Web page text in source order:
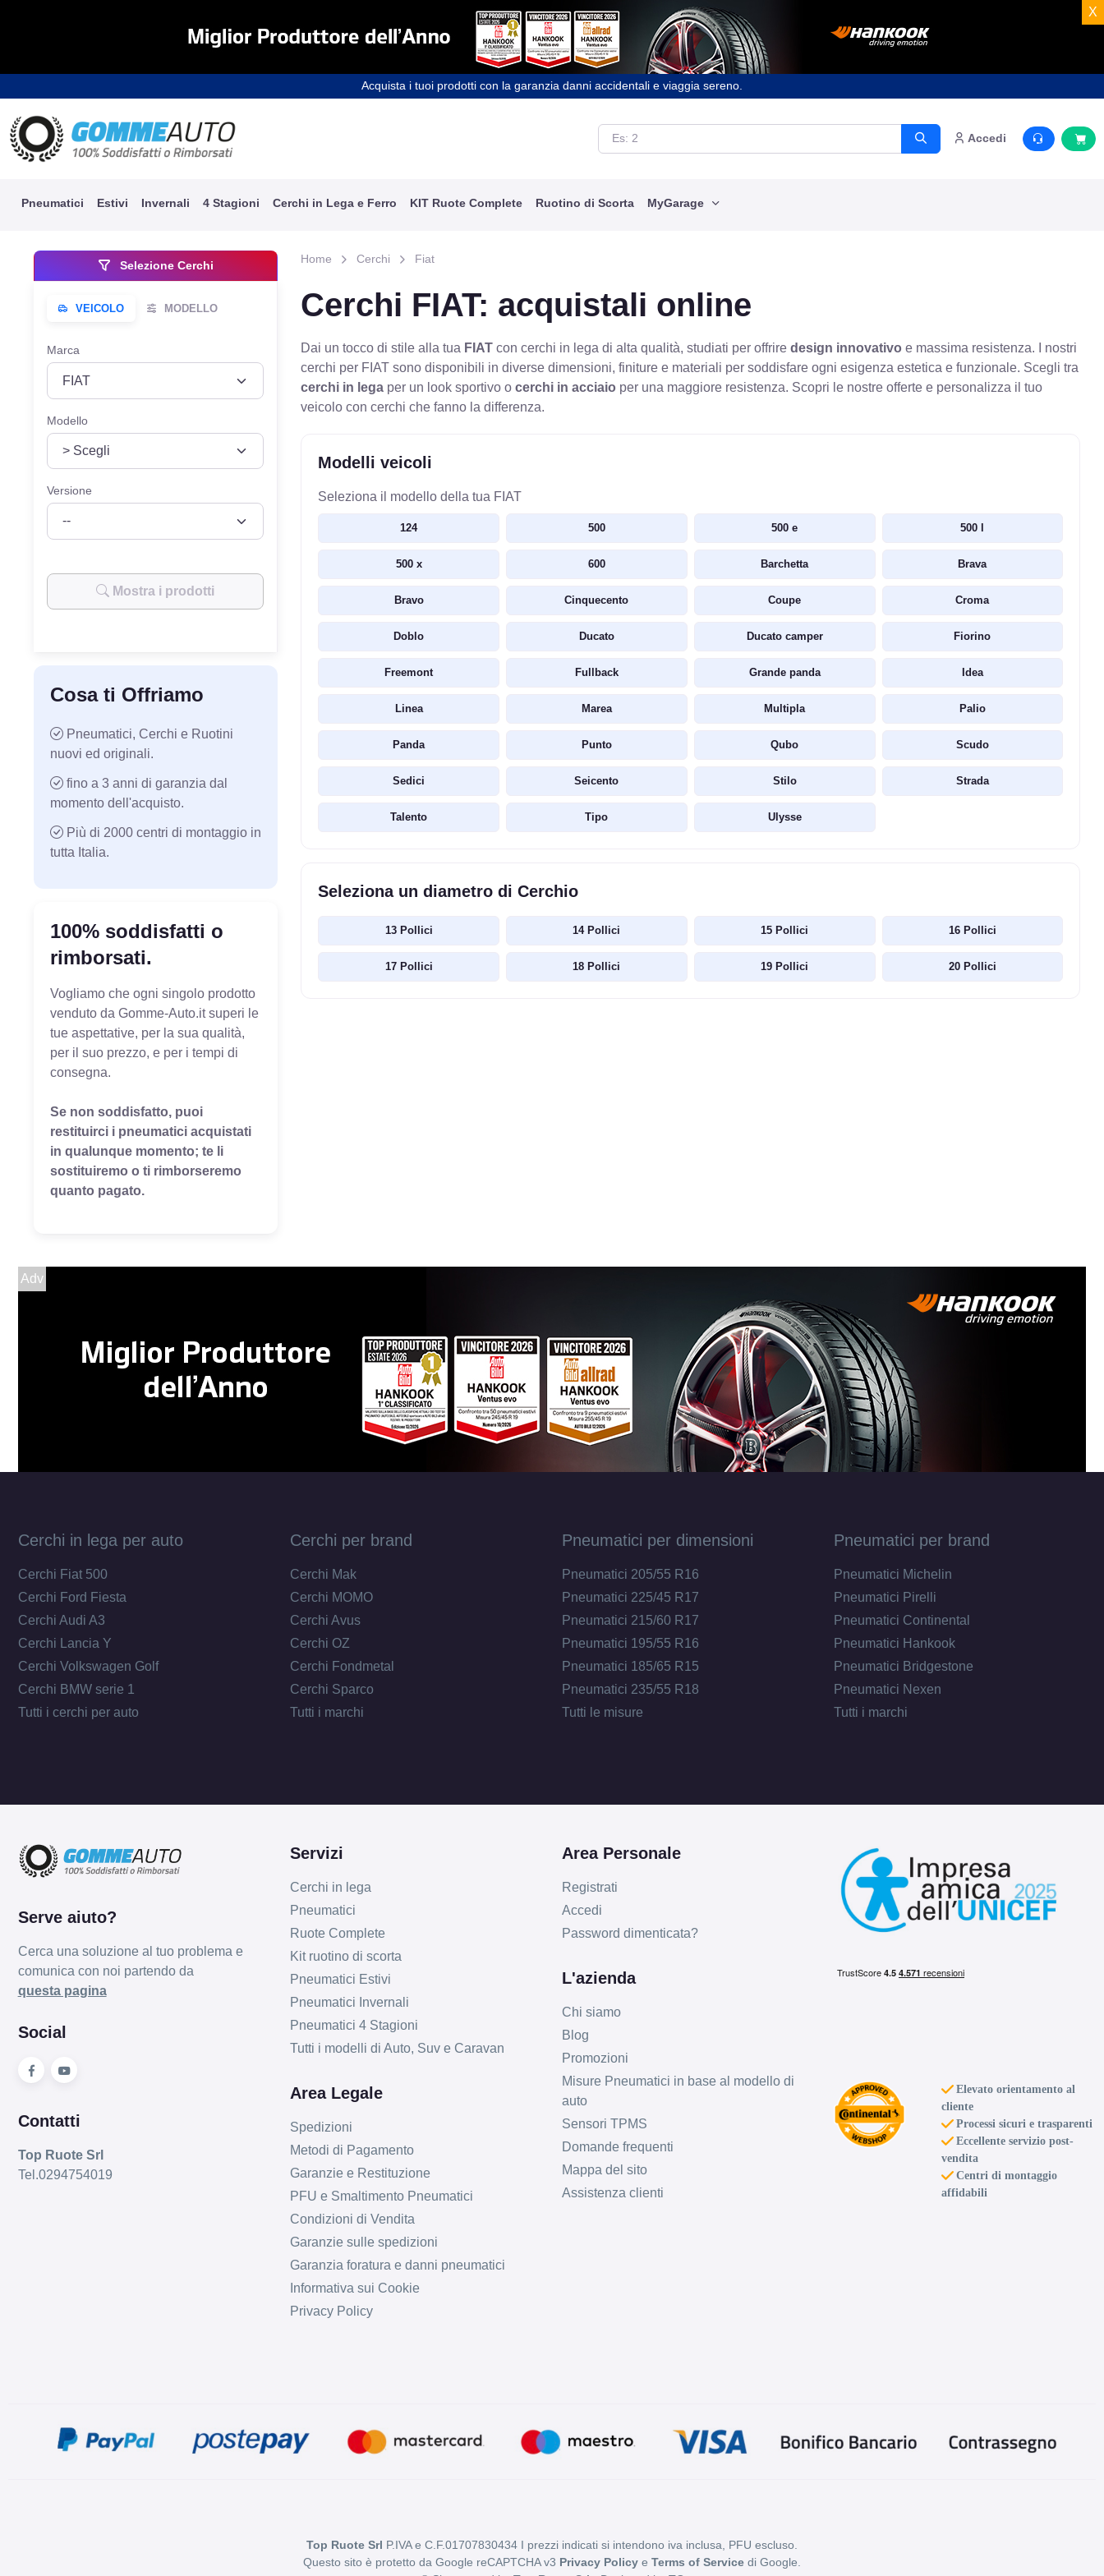
X
Acquista i tuoi prodotti con la garanzia danni accidentali e viaggia sereno.
Accedi
Pneumatici Estivi Invernali 4 Stagioni Cerchi in Lega e Ferro KIT Ruote Complete Ruotino di Scorta MyGarage
Selezione Cerchi
MODELLO
Marca
Modello
Versione
Mostra i prodotti
Cosa ti Offriamo
Pneumatici, Cerchi e Ruotini
nuovi ed originali.
fino a 3 anni di garanzia dal
momento dell'acquisto.
Più di 2000 centri di montaggio in
tutta Italia.
100% soddisfatti o
rimborsati.
Vogliamo che ogni singolo prodotto
venduto da Gomme-Auto.it superi le
tue aspettative, per la sua qualità,
per il suo prezzo, e per i tempi di
consegna.
Se non soddisfatto, puoi
restituirci i pneumatici acquistati
in qualunque momento; te li
sostituiremo o ti rimborseremo
quanto pagato.
Home Cerchi Fiat
Cerchi FIAT: acquistali online
Dai un tocco di stile alla tua FIAT con cerchi in lega di alta qualità, studiati per offriredesign innovativo e massima resistenza. I nostri
cerchi per FIAT sono disponibili in diverse dimensioni, finiture e materiali per soddisfare ogni esigenza estetica e funzionale. Scegli tra
cerchi in lega per un look sportivo ocerchi in acciaio per una maggiore resistenza. Scopri le nostre offerte e personalizza il tuo
veicolo con cerchi che fanno la differenza.
Modelli veicoli
Seleziona il modello della tua FIAT
124 500 500 e 500 l
500 x 600 Barchetta Brava
Bravo Cinquecento Coupe Croma
Doblo Ducato Ducato camper Fiorino
Freemont Fullback Grande panda Idea
Linea Marea Multipla Palio
Panda Punto Qubo Scudo
Sedici Seicento Stilo Strada
Talento Tipo Ulysse
Seleziona un diametro di Cerchio
13 Pollici 14 Pollici 15 Pollici 16 Pollici
17 Pollici 18 Pollici 19 Pollici 20 Pollici
Adv
Cerchi in lega per auto
Cerchi Fiat 500
Cerchi Ford Fiesta
Cerchi Audi A3
Cerchi Lancia Y
Cerchi Volkswagen Golf
Cerchi BMW serie 1
Tutti i cerchi per auto
Cerchi per brand
Cerchi Mak
Cerchi MOMO
Cerchi Avus
Cerchi OZ
Cerchi Fondmetal
Cerchi Sparco
Tutti i marchi
Pneumatici per dimensioni
Pneumatici 205/55 R16
Pneumatici 225/45 R17
Pneumatici 215/60 R17
Pneumatici 195/55 R16
Pneumatici 185/65 R15
Pneumatici 235/55 R18
Tutti le misure
Pneumatici per brand
Pneumatici Michelin
Pneumatici Pirelli
Pneumatici Continental
Pneumatici Hankook
Pneumatici Bridgestone
Pneumatici Nexen
Tutti i marchi
Serve aiuto?
Cerca una soluzione al tuo problema e
comunica con noi partendo da
questa pagina
Social
Contatti
Top Ruote Srl
Tel.0294754019
Servizi
Cerchi in lega
Pneumatici
Ruote Complete
Kit ruotino di scorta
Pneumatici Estivi
Pneumatici Invernali
Pneumatici 4 Stagioni
Tutti i modelli di Auto, Suv e Caravan
Area Legale
Spedizioni
Metodi di Pagamento
Garanzie e Restituzione
PFU e Smaltimento Pneumatici
Condizioni di Vendita
Garanzie sulle spedizioni
Garanzia foratura e danni pneumatici
Informativa sui Cookie
Privacy Policy
Area Personale
Registrati
Accedi
Password dimenticata?
L'azienda
Chi siamo
Blog
Promozioni
Misure Pneumatici in base al modello di
auto
Sensori TPMS
Domande frequenti
Mappa del sito
Assistenza clienti
Elevato orientamento al
cliente
Processi sicuri e trasparenti
Eccellente servizio post-
vendita
Centri di montaggio
affidabili
Top Ruote Srl P.IVA e C.F.01707830434 I prezzi indicati si intendono iva inclusa, PFU escluso.
Questo sito è protetto da Google reCAPTCHA v3 Privacy Policy e Terms of Service di Google.